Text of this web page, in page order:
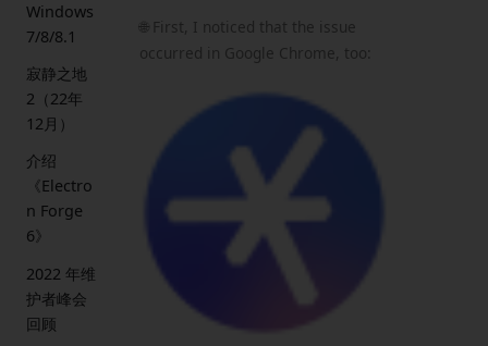
Windows
7/8/8.1
寂静之地
2（22年
12月）
介绍
《Electro
n Forge
6》
2022 年维
护者峰会
回顾
🌐 First, I noticed that the issue
occurred in Google Chrome, too: